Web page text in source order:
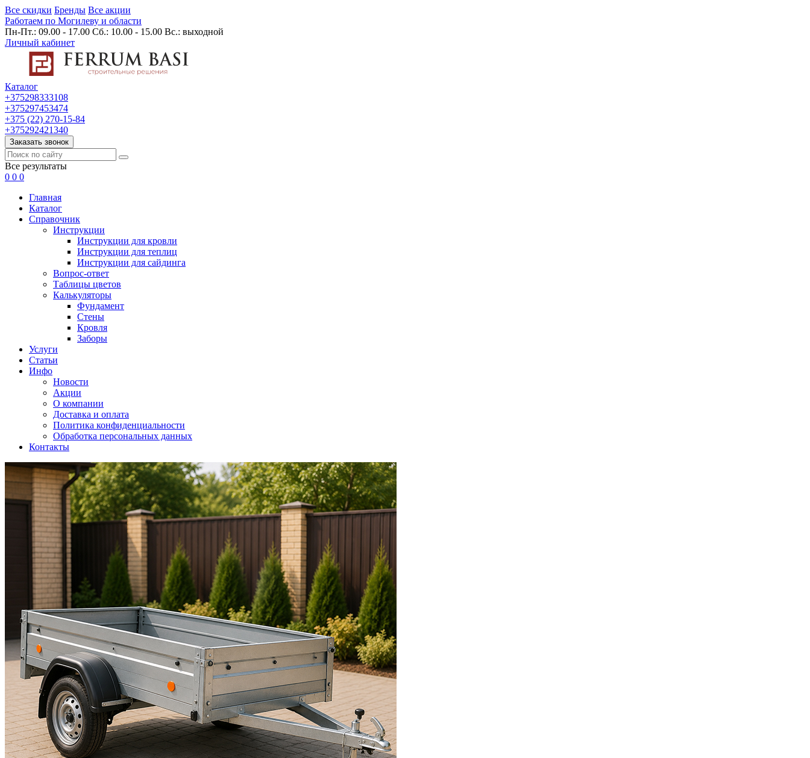
Все скидки Бренды Все акции
Работаем по Могилеву и области
Пн-Пт.: 09.00 - 17.00 Сб.: 10.00 - 15.00 Вс.: выходной
Личный кабинет
Каталог
+375298333108
+375297453474
+375 (22) 270-15-84
+375292421340
Заказать звонок
Все результаты
0 0 0
Главная
Каталог
Cправочник
Инструкции
Инструкции для кровли
Инструкции для теплиц
Инструкции для сайдинга
Вопрос-ответ
Таблицы цветов
Калькуляторы
Фундамент
Стены
Кровля
Заборы
Услуги
Статьи
Инфо
Новости
Акции
О компании
Доставка и оплата
Политика конфиденциальности
Обработка персональных данных
Контакты